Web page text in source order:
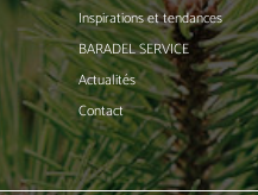
Inspirations et tendances
BARADEL SERVICE
Actualités
Contact